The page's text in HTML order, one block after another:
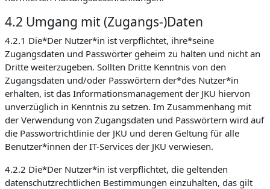
4.2 Umgang mit (Zugangs-)Daten
4.2.1 Die*Der Nutzer*in ist verpflichtet, ihre*seine
Zugangsdaten und Passwörter geheim zu halten und nicht an
Dritte weiterzugeben. Sollten Dritte Kenntnis von den
Zugangsdaten und/oder Passwörtern der*des Nutzer*in
erhalten, ist das Informationsmanagement der JKU hiervon
unverzüglich in Kenntnis zu setzen. Im Zusammenhang mit
der Verwendung von Zugangsdaten und Passwörtern wird auf
die Passwortrichtlinie der JKU und deren Geltung für alle
Benutzer*innen der IT-Services der JKU verwiesen.
4.2.2 Die*Der Nutzer*in ist verpflichtet, die geltenden
datenschutzrechtlichen Bestimmungen einzuhalten, das gilt